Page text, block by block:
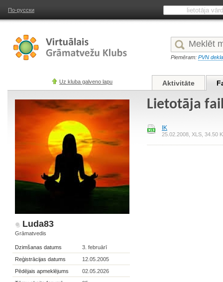
По-русски
Piemēram: PVN
Uz kluba galveno lapu Aktivitāte
Luda83
Grāmatvedis
Dzimšanas datums
3. februārī
Reģistrācijas datums
12.05.2005
Pēdējais apmeklējums
02.05.2026
Lietotāja
IK
25.02.2008, XLS, 34.50